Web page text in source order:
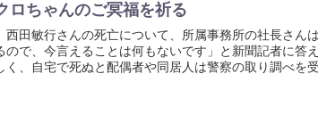
ロちゃんのご冥福を祈る
西田敏行さんの死亡について、所属事務所の社長さん
ので、今言えることは何もないです」と新聞記者に
く、自宅で死ぬと配偶者や同居人は警察の取り調べを